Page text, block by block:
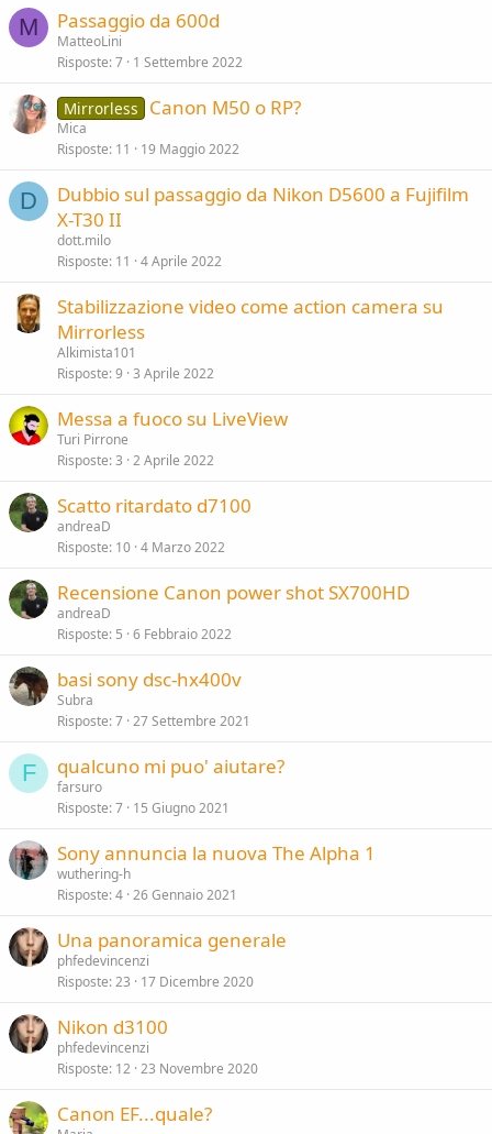
M Passaggio da 600d
MatteoLini
Risposte 7 1 Settembre 2022
Mirrorless Canon M50 o RP?
Mica
Risposte 11 19 Maggio 2022
D
Dubbio sul passaggio da Nikon D5600 a Fujifilm
X-T30 II
dott.milo
Risposte 11 4 Aprile 2022
Stabilizzazione video come action camera su
Mirrorless
Alkimista101
Risposte 9 3 Aprile 2022
Messa a fuoco su LiveView
Turi Pirrone
Risposte 3 2 Aprile 2022
Scatto ritardato d7100
andreaD
Risposte 10 4 Marzo 2022
Recensione Canon power shot SX700HD
andreaD
Risposte 5 6 Febbraio 2022
basi sony dsc-hx400v
Subra
Risposte 7 27 Settembre 2021
F qualcuno mi puo' aiutare?
farsuro
Risposte 7 15 Giugno 2021
Sony annuncia la nuova The Alpha 1
wuthering-h
Risposte 4 26 Gennaio 2021
Una panoramica generale
phfedevincenzi
Risposte 23 17 Dicembre 2020
Nikon d3100
phfedevincenzi
Risposte 12 23 Novembre 2020
Canon EF...quale?